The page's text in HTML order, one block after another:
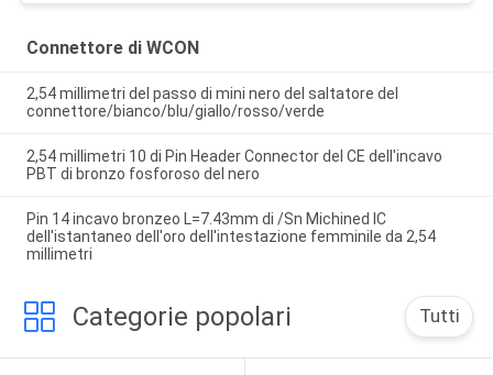
Connettore di WCON
2,54 millimetri del passo di mini nero del saltatore del
connettore/bianco/blu/giallo/rosso/verde
2,54 millimetri 10 di Pin Header Connector del CE dell'incavo
PBT di bronzo fosforoso del nero
Pin 14 incavo bronzeo L=7.43mm di /Sn Michined IC
dell'istantaneo dell'oro dell'intestazione femminile da 2,54
millimetri
Categorie popolari Tutti